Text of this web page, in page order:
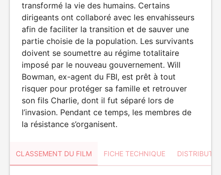
transformé la vie des humains. Certains
dirigeants ont collaboré avec les envahisseurs
afin de faciliter la transition et de sauver une
partie choisie de la population. Les survivants
doivent se soumettre au régime totalitaire
imposé par le nouveau gouvernement. Will
Bowman, ex-agent du FBI, est prêt à tout
risquer pour protéger sa famille et retrouver
son fils Charlie, dont il fut séparé lors de
l’invasion. Pendant ce temps, les membres de
la résistance s’organisent.
CLASSEMENT DU FILM FICHE TECHNIQUE